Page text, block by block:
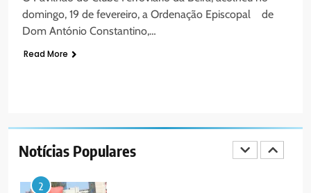
Notícias Populares
CAMINHO
8
PAX NOTICIAS EDIÇÃO 28 DE
JUNHO DE 2026
AGOSTO DE 2026
PORTUGUÊS
2
domingo, 19 de fevereiro, a Ordenação Episcopal de
Dom António Constantino,…
Read More